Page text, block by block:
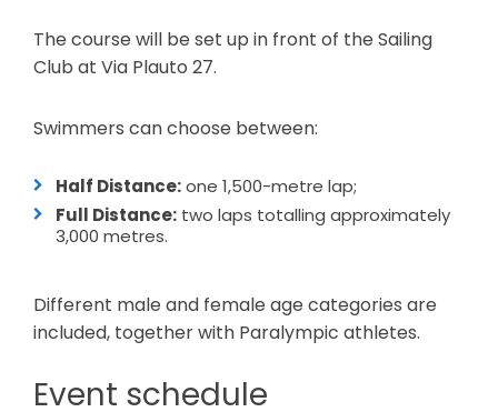
The course will be set up in front of the Sailing
Club at Via Plauto 27.
Swimmers can choose between:
Half Distance:one 1,500-metre lap;
Full Distance: two laps totalling approximately
3,000 metres.
Different male and female age categories are
included, together with Paralympic athletes.
Event schedule